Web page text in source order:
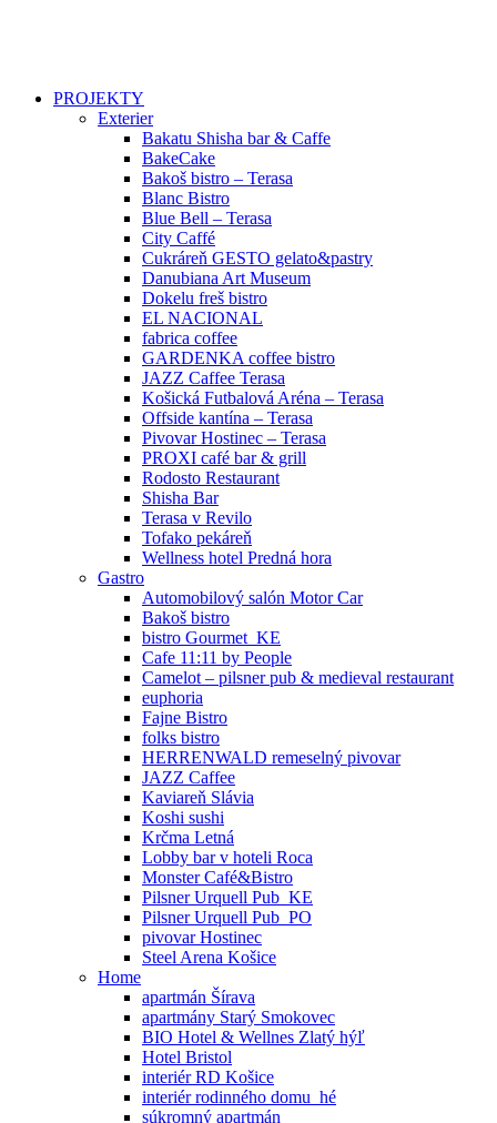
PROJEKTY
Exterier
Bakatu Shisha bar & Caffe
BakeCake
Bakoš bistro – Terasa
Blanc Bistro
Blue Bell – Terasa
City Caffé
Cukráreň GESTO gelato&pastry
Danubiana Art Museum
Dokelu freš bistro
EL NACIONAL
fabrica coffee
GARDENKA coffee bistro
JAZZ Caffee Terasa
Košická Futbalová Aréna – Terasa
Offside kantína – Terasa
Pivovar Hostinec – Terasa
PROXI café bar & grill
Rodosto Restaurant
Shisha Bar
Terasa v Revilo
Tofako pekáreň
Wellness hotel Predná hora
Gastro
Automobilový salón Motor Car
Bakoš bistro
bistro Gourmet_KE
Cafe 11:11 by People
Camelot – pilsner pub & medieval restaurant
euphoria
Fajne Bistro
folks bistro
HERRENWALD remeselný pivovar
JAZZ Caffee
Kaviareň Slávia
Koshi sushi
Krčma Letná
Lobby bar v hoteli Roca
Monster Café&Bistro
Pilsner Urquell Pub_KE
Pilsner Urquell Pub_PO
pivovar Hostinec
Steel Arena Košice
Home
apartmán Šírava
apartmány Starý Smokovec
BIO Hotel & Wellnes Zlatý hýľ
Hotel Bristol
interiér RD Košice
interiér rodinného domu_hé
súkromný apartmán